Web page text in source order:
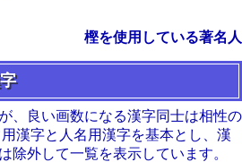
樫を使用している著名人
、良い画数になる漢字同士は相性の
漢字と人名用漢字を基本とし、漢
除外して一覧を表示しています。